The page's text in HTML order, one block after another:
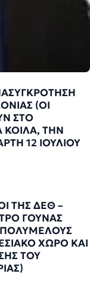
(ΟΙ
ΣΤΟ
ΚΟΙΛΑ, ΤΗΝ
12 ΙΟΥΛΙΟΥ
ΤΗΣ ΔΕΘ –
ΓΟΥΝΑΣ
ΠΟΛΥΜΕΛΟΥΣ
ΧΩΡΟ ΚΑΙ
ΤΟΥ